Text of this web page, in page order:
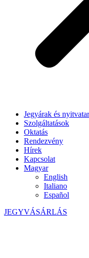
Jegyárak és
Szolgáltatások
Oktatás
Rendezvény
Hírek
Kapcsolat
Magyar
English
Italiano
Español
JEGYVÁSÁRLÁS